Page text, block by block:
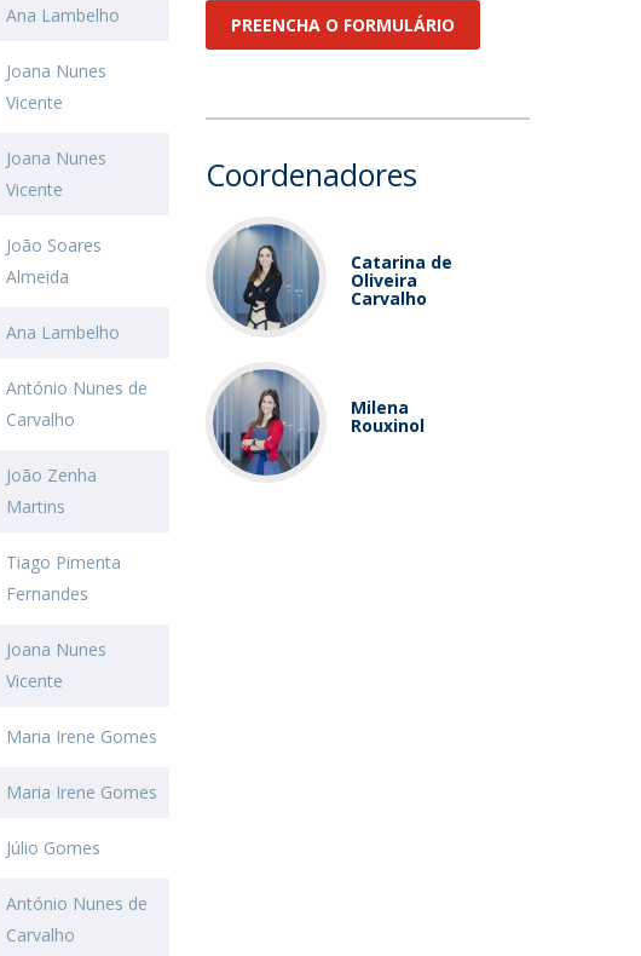
Ana Lambelho
Joana Nunes
Vicente
Joana Nunes
Vicente
João Soares
Almeida
Ana Lambelho
António Nunes de
Carvalho
João Zenha
Martins
Tiago Pimenta
Fernandes
Joana Nunes
Vicente
Maria Irene Gomes
Maria Irene Gomes
Júlio Gomes
António Nunes de
Carvalho
PREENCHA O FORMULÁRIO
Coordenadores
Catarina de
Oliveira
Carvalho
Milena
Rouxinol